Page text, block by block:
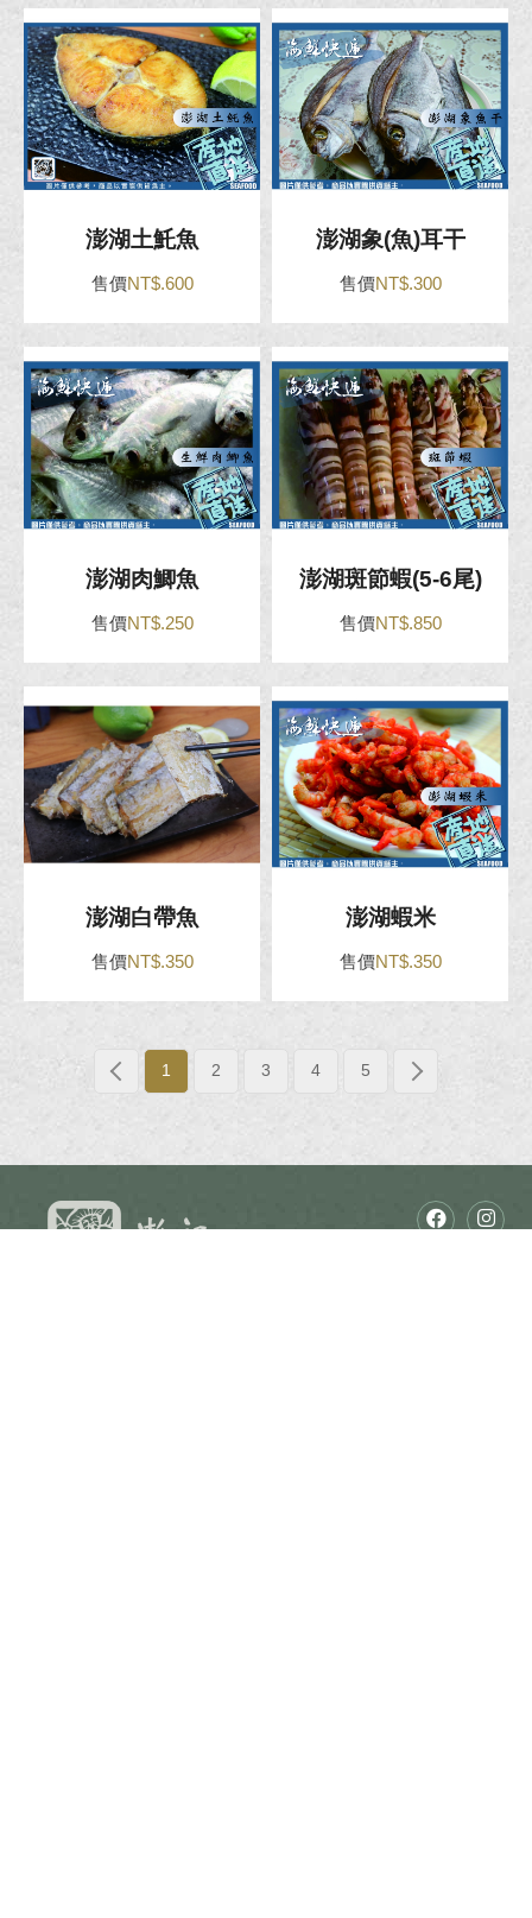
澎湖土魠魚
售價NT$.600
澎湖象(魚)耳干
售價NT$.300
澎湖肉鯽魚
售價NT$.250
澎湖斑節蝦(5-6尾)
售價NT$.850
澎湖白帶魚
售價NT$.350
澎湖蝦米
售價NT$.350
1 2 3 4 5